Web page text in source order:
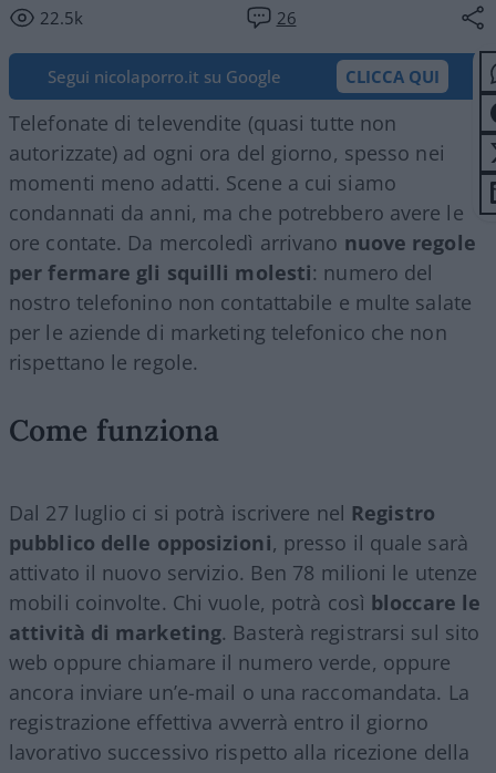
22.5k 26
Segui nicolaporro.it su Google CLICCA QUI
Telefonate di televendite (quasi tutte non
autorizzate) ad ogni ora del giorno, spesso nei
momenti meno adatti. Scene a cui siamo
condannati da anni, ma che potrebbero avere le
ore contate. Da mercoledì arrivano nuove regole
per fermare gli squilli molesti: numero del
nostro telefonino non contattabile e multe salate
per le aziende di marketing telefonico che non
rispettano le regole.
Come funziona
Dal 27 luglio ci si potrà iscrivere nel Registro
pubblico delle opposizioni, presso il quale sarà
attivato il nuovo servizio. Ben 78 milioni le utenze
mobili coinvolte. Chi vuole, potrà così bloccare le
attività di marketing. Basterà registrarsi sul sito
web oppure chiamare il numero verde, oppure
ancora inviare un’e-mail o una raccomandata. La
registrazione effettiva avverrà entro il giorno
lavorativo successivo rispetto alla ricezione della